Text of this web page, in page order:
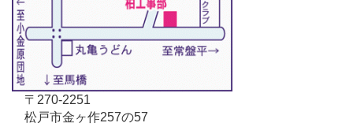
〒270-2251
松戸市金ヶ作257の57